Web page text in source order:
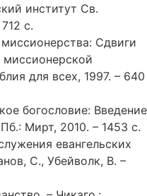
институт Св.
с.
Сдвиги
для всех, 1997. – 640
богословие: Введение
Мирт, 2010. – 1453 с.
евангельских
С., Убейволк, В. –